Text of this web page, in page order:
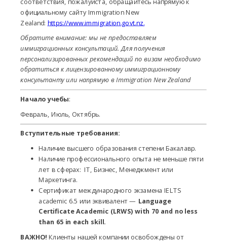
официальному сайту Immigration New
Zealand: https://www.immigration.govt.nz.
Обратите внимание: мы не предоставляем
иммиграционных консультаций. Для получения
персонализированных рекомендаций по визам необходимо
обратиться к лицензированному иммиграционному
консультанту или напрямую в Immigration New Zealand
Начало учебы:
Февраль, Июль, Октябрь.
Вступительные требования:
Наличие высшего образования степени Бакалавр.
Наличие профессионального опыта не меньше пяти
лет в сферах: IT, Бизнес, Менеджмент или
Маркетинга.
Сертификат международного экзамена IELTS
academic 6.5 или эквивалент — Language
Certificate Academic (LRWS) with 70 and no less
than 65 in each skill.
ВАЖНО!Клиенты нашей компании освобождены от